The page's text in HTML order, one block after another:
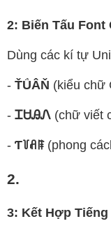
2: Biến Tấu Font
Dùng các kí tự
- ŤǗÂŇ (kiểu chữ
- ᏆᏌᎯᏁ (chữ viết
- Ƭ꒦ꋬꁹ(phong
2.
3: Kết Hợp Tiếng